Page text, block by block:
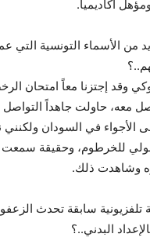
أكاديمياً.
من الأسماء التونسية التي
معه، حاولت جاهداً
الأجواء في السودان
للخرطوم، وحقيقة سمعت
وشاهدت ذلك.
تلفزيونية سابقة تحدث
البدني..؟